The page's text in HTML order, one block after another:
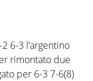
6-3 l’argentino
rimontato due
per 6-3 7-6(8)